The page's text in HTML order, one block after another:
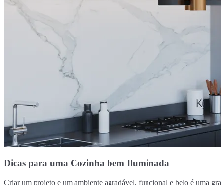
Dicas para uma Cozinha bem Iluminada
Criar um projeto e um ambiente agradável, funcional e belo é uma